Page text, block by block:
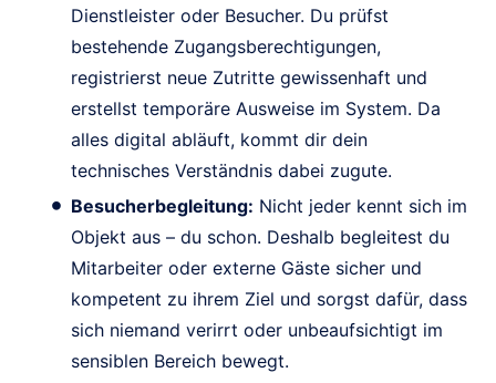
Dienstleister oder Besucher. Du prüfst
bestehende Zugangsberechtigungen,
registrierst neue Zutritte gewissenhaft und
erstellst temporäre Ausweise im System. Da
alles digital abläuft, kommt dir dein
technisches Verständnis dabei zugute.
Besucherbegleitung: Nicht jeder kennt sich im
Objekt aus – du schon. Deshalb begleitest du
Mitarbeiter oder externe Gäste sicher und
kompetent zu ihrem Ziel und sorgst dafür, dass
sich niemand verirrt oder unbeaufsichtigt im
sensiblen Bereich bewegt.